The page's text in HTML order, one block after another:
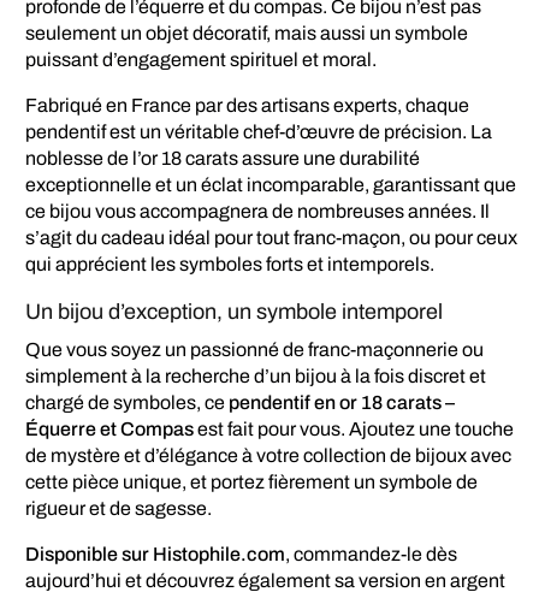
profonde de l’équerre et du compas. Ce bijou n’est pas
seulement un objet décoratif, mais aussi un symbole
puissant d’engagement spirituel et moral.
Fabriqué en France par des artisans experts, chaque
pendentif est un véritable chef-d’œuvre de précision. La
noblesse de l’or 18 carats assure une durabilité
exceptionnelle et un éclat incomparable, garantissant que
ce bijou vous accompagnera de nombreuses années. Il
s’agit du cadeau idéal pour tout franc-maçon, ou pour ceux
qui apprécient les symboles forts et intemporels.
Un bijou d’exception, un symbole intemporel
Que vous soyez un passionné de franc-maçonnerie ou
simplement à la recherche d’un bijou à la fois discret et
chargé de symboles, ce pendentif en or 18 carats –
Équerre et Compasest fait pour vous. Ajoutez une touche
de mystère et d’élégance à votre collection de bijoux avec
cette pièce unique, et portez fièrement un symbole de
rigueur et de sagesse.
Disponible sur Histophile.com, commandez-le dès
aujourd’hui et découvrez également sa version en argent